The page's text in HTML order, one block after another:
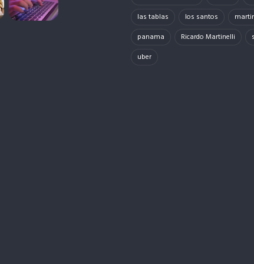
las tablas
los santos
panama
Ricardo Martinelli
uber